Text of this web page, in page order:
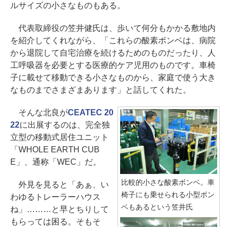
ルサイズの小さなものもある。
代表取締役の笠井健氏は、歩いて何分もかかる敷地内
を紹介してくれながら、「これらの酸素ボンベは、病院
から退院して自宅治療を続けるためのものだったり、人
工呼吸器を必要とする医療的ケア児用のものです。車椅
子に載せて移動できる小さなものから、家庭で使う大き
なものまでさまざまあります」と話してくれた。
比較的小さな酸素ボンベ。車
椅子にも乗せられる小型ボン
ベもあるという笠井氏
そんな北良がCEATEC 20
22に出展するのは、完全独
立型の移動式居住ユニット
「WHOLE EARTH CUB
E」、通称「WEC」だ。
外見を見ると「あぁ、い
わゆるトレーラーハウス
ね」………と早とちりして
もらっては困る。そもそ